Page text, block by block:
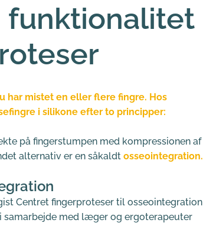
funktionalitet
har mistet en eller flere fingre. Hos
i silikone efter to principper:
på fingerstumpen med kompressionen af
alternativ er en såkaldt osseointegration.
Centret fingerproteser til osseointegration
samarbejde med læger og ergoterapeuter